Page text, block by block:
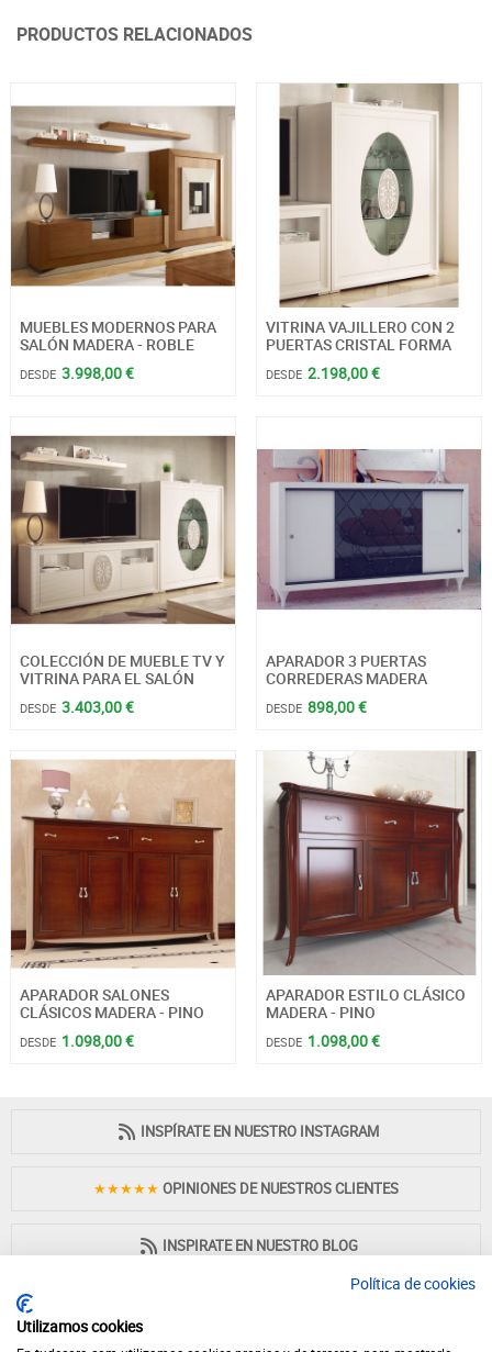
PRODUCTOS RELACIONADOS
MUEBLES MODERNOS PARA
SALÓN MADERA - ROBLE
DESDE 3.998,00 €
VITRINA VAJILLERO CON 2
PUERTAS CRISTAL FORMA
DESDE 2.198,00 €
COLECCIÓN DE MUEBLE TV Y
VITRINA PARA EL SALÓN
DESDE 3.403,00 €
APARADOR 3 PUERTAS
CORREDERAS MADERA
DESDE 898,00 €
APARADOR SALONES
CLÁSICOS MADERA - PINO
DESDE 1.098,00 €
APARADOR ESTILO CLÁSICO
MADERA - PINO
DESDE 1.098,00 €
INSPÍRATE EN NUESTRO INSTAGRAM
★★★★★ OPINIONES DE NUESTROS CLIENTES
INSPIRATE EN NUESTRO BLOG
Política de cookies
Utilizamos cookies